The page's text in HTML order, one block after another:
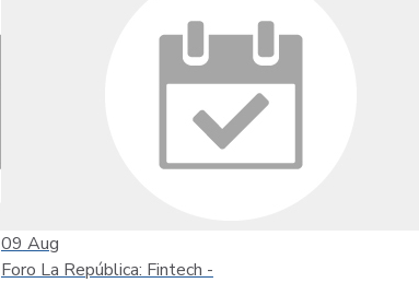
09 Aug
Foro La República: Fintech -